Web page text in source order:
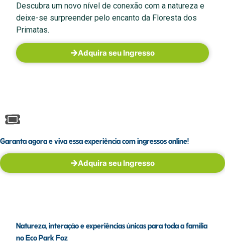
Descubra um novo nível de conexão com a natureza e
deixe-se surpreender pelo encanto da Floresta dos
Primatas.
Adquira seu Ingresso
Garanta agora e viva essa experiência com ingressos online!
Adquira seu Ingresso
Natureza, interação e experiências únicas para toda a família
no Eco Park Foz